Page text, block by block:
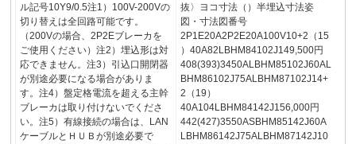
ル記号10Y9/0.5注1）100V-200Vの
切り替えは全回路可能です。
（200Vの場合、2P2Eブレーカを
ご使用ください）注2）埋込形は対
応できません。注3）引込口開閉器
が別途必要になる場合がありま
す。注4）盤定格電流を超える主幹
ブレーカは取り付けないでくださ
い。注5）有線接続の場合は、LAN
ケーブルとＨＵＢが別途必要で
抜〉ヨコ寸法（）半埋込寸法姿
図・寸法図番号
2P1E20A2P2E20A100V10+2（15
）40A82LBHM84102J149,500円
408(393)3450ALBHM85102J60AL
BHM86102J75ALBHM87102J14+
2（19）
40A104LBHM84142J156,000円
442(427)3550ASBHM85142J60A
LBHM86142J75ALBHM87142J10